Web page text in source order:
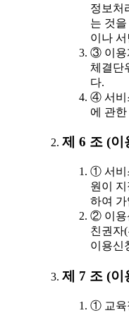
정보처
는 것
이나
③ 이용
체결단
다.
④ 서비
에 관
제 6 조 (이
① 서비
원이
하여
② 이용
친권자
이용신
제 7 조 (이
① 교육